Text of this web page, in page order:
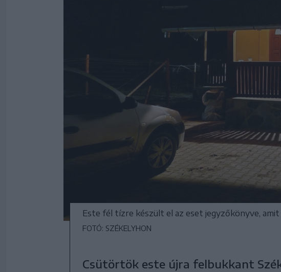
Este fél tízre készült el az eset jegyzőkönyve,
FOTÓ: SZÉKELYHON
Csütörtök este újra felbukkant